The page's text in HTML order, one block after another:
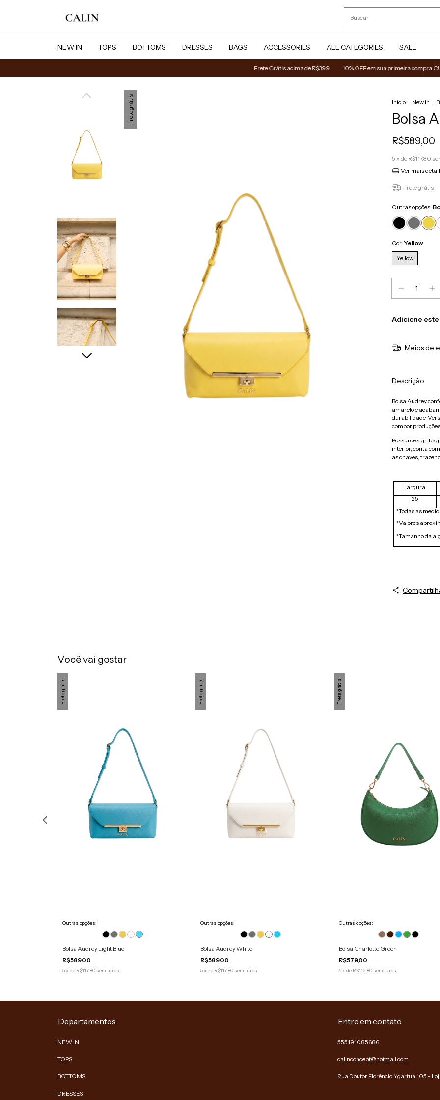
NEW IN TOPS BOTTOMS DRESSES BAGS ACCESSORIES ALL CATEGORIES SALE
Frete Grátis acima de R$399 10% OFF em sua primeira compra
Frete grátis Início . New in .
Bolsa
R$589,00
5 x de R$117,80
Ver mais
Frete grátis
Outras opções:
Cor: Yellow
Yellow
Adicione
Meios de
Descrição
Bolsa Audrey
amarelo e
durabilidade.
compor
Possui design
interior, conta
as chaves,
Largura
25
*Todas as
*Valores
*Tamanho da
Você vai gostar
Frete grátis
Outras opções:
Bolsa Audrey Light Blue
R$589,00
5 x de R$117,80 sem juros
Frete grátis
Outras opções:
Bolsa Audrey White
R$589,00
5 xde R$117,80 sem juros
Frete grátis
Outras opções:
Bolsa Charlotte Green
R$579,00
5 x de R$115,80 sem juros
Departamentos
NEW IN
TOPS
BOTTOMS
DRESSES
Entre em contato
555191085686
calinconcept@hotmail.com
Rua Doutor Florêncio Ygartua 105 -